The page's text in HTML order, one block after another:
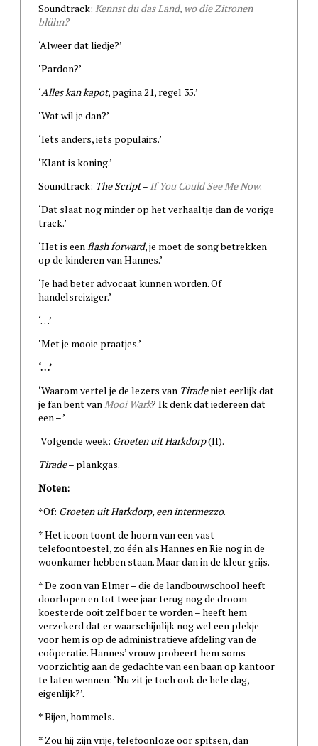
Soundtrack: Kennst du das Land, wo die Zitronen
blühn?
‘Alweer dat liedje?’
‘Pardon?’
‘Alles kan kapot, pagina 21, regel 35.’
‘Wat wil je dan?’
‘Iets anders, iets populairs.’
‘Klant is koning.’
Soundtrack: The Script– If You Could See Me Now.
‘Dat slaat nog minder op het verhaaltje dan de vorige
track.’
‘Het is een flash forward, je moet de song betrekken
op de kinderen van Hannes.’
‘Je had beter advocaat kunnen worden. Of
handelsreiziger.’
‘…’
‘Met je mooie praatjes.’
‘…’
‘Waarom vertel je de lezers van Tiradeniet eerlijk dat
je fan bent van Mooi Wark? Ik denk dat iedereen dat
een – ’
Volgende week: Groeten uit Harkdorp(II).
Tirade– plankgas.
Noten:
*Of: Groeten uit Harkdorp, een intermezzo.
* Het icoon toont de hoorn van een vast
telefoontoestel, zo één als Hannes en Rie nog in de
woonkamer hebben staan. Maar dan in de kleur grijs.
* De zoon van Elmer – die de landbouwschool heeft
doorlopen en tot twee jaar terug nog de droom
koesterde ooit zelf boer te worden – heeft hem
verzekerd dat er waarschijnlijk nog wel een plekje
voor hem is op de administratieve afdeling van de
coöperatie. Hannes’ vrouw probeert hem soms
voorzichtig aan de gedachte van een baan op kantoor
te laten wennen: ‘Nu zit je toch ook de hele dag,
eigenlijk?’.
* Bijen, hommels.
* Zou hij zijn vrije, telefoonloze oor spitsen, dan